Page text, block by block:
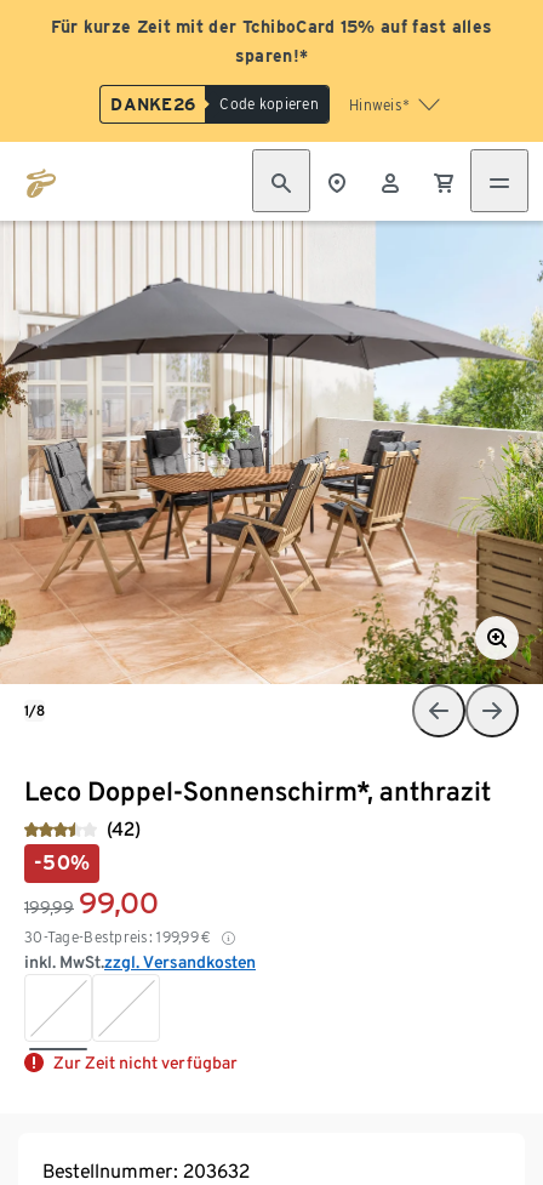
Für kurze Zeit mit der TchiboCard 15% auf fast alles
sparen!*
DANKE26 Code kopieren Hinweis*
Leco Doppel-Sonnenschirm*, anthrazit
(42)
-50%
199,99 99,00
30-Tage-Bestpreis: 199,99€
inkl. MwSt.zzgl. Versandkosten
Zur Zeit nicht verfügbar
1/8
Bestellnummer: 203632